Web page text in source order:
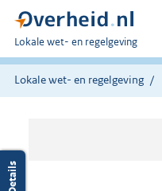
U
bent
hier:
Lokale wet- en regelgeving
Lokale wet- en regelgeving